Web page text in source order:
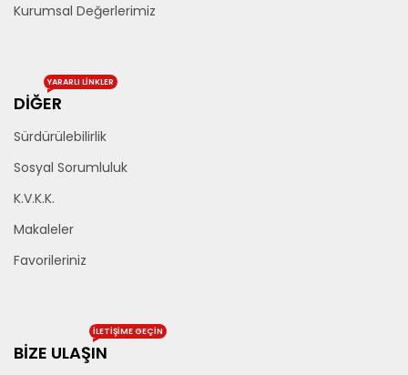
Kurumsal Değerlerimiz
DİĞER
YARARLI LINKLER
Sürdürülebilirlik
Sosyal Sorumluluk
K.V.K.K.
Makaleler
Favorileriniz
BİZE ULAŞIN
İLETIŞIME GEÇIN